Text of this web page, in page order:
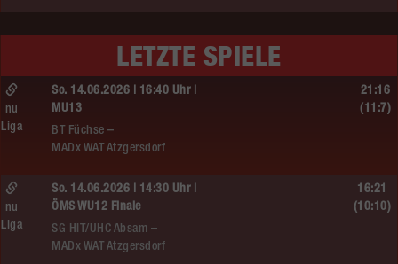
LETZTE SPIELE
So. 14.06.2026 | 16:40 Uhr |
MU13
BT Füchse –
MADx WAT Atzgersdorf
nu
Liga
21:16
(11:7)
So. 14.06.2026 | 14:30 Uhr |
ÖMS WU12 Finale
SG HIT/UHC Absam –
MADx WAT Atzgersdorf
nu
Liga
16:21
(10:10)